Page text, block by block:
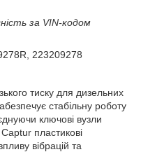
за VIN-кодом
223209278
тиску для дизельних
стабільну роботу
ключові вузли
пластикові
вібрацій та